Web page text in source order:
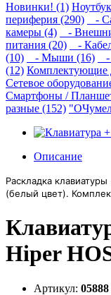
Новинки! (1)
периферия (290)
-
камеры (4)
-
питания (20)
-
(10)
- Мыши (16) -
(12) Комплектующие
Сетевое
Смартфоны /
разные (152)
Описание
Раскладка
(белый цвет).
Hiper
Артикул: 05888